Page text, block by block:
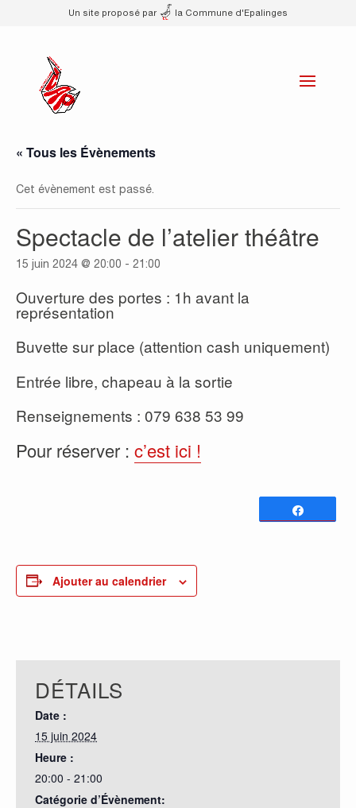
Un site proposé par la Commune d'Epalinges
« Tous les Évènements
Cet évènement est passé.
Spectacle de l’atelier théâtre
15 juin 2024 @ 20:00 - 21:00
Ouverture des portes : 1h avant la
représentation
Buvette sur place (attention cash uniquement)
Entrée libre, chapeau à la sortie
Renseignements : 079 638 53 99
Pour réserver : c’est ici !
Ajouter au calendrier
DÉTAILS
Date :
15 juin 2024
Heure :
20:00 - 21:00
Catégorie d’Évènement: